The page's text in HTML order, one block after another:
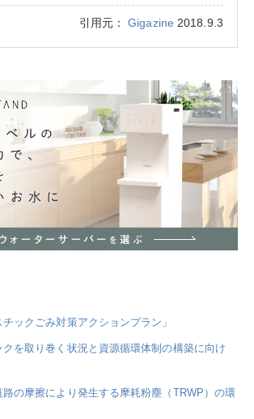
引用元：Gigazine 2018.9.3
ックごみ対策アクションプラン」
を取り巻く状況と資源循環体制の構築に向け
の摩擦により発生する摩耗粉塵（TRWP）の環